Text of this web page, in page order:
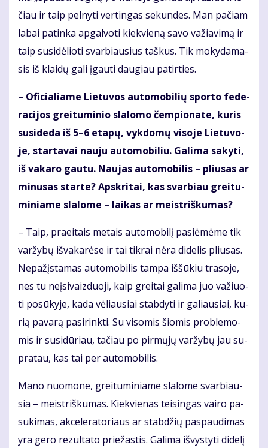
čiau ir taip pel­ny­ti ver­tin­gas se­kun­des. Man pa­čiam
la­bai pa­tin­ka ap­gal­vo­ti kiek­vie­ną sa­vo va­žia­vi­mą ir
taip su­si­dė­lio­ti svar­biau­sius taš­kus. Tik mo­ky­da­ma­
sis iš klai­dų ga­li įgau­ti dau­giau pa­tir­ties.
– Ofi­cia­lia­me Lie­tu­vos au­to­mo­bi­lių spor­to fe­de­
ra­ci­jos grei­tu­mi­nio sla­lo­mo čem­pio­na­te, ku­ris
su­si­de­da iš 5–6 eta­pų, vyk­do­mų vi­so­je Lie­tu­vo­
je, star­ta­vai nau­ju au­to­mo­bi­liu. Ga­li­ma sa­ky­ti,
iš va­ka­ro gau­tu. Nau­jas au­to­mo­bi­lis – pliu­sas ar
mi­nu­sas star­te? Ap­skri­tai, kas svar­biau grei­tu­
mi­nia­me sla­lo­me – lai­kas ar meist­riš­ku­mas?
– Taip, pra­ei­tais me­tais au­to­mo­bi­lį pa­si­ė­mė­me tik
var­žy­bų iš­va­ka­rė­se ir tai tik­rai nė­ra di­de­lis pliu­sas.
Ne­pa­žįs­ta­mas au­to­mo­bi­lis tam­pa iš­šū­kiu tra­so­je,
nes tu ne­įsi­vaiz­duo­ji, kaip grei­tai ga­li­ma juo va­žiuo­
ti po­sū­ky­je, ka­da vė­liau­siai stab­dy­ti ir ga­liau­siai, ku­
rią pa­va­rą pa­si­rink­ti. Su vi­so­mis šio­mis pro­ble­mo­
mis ir su­si­dū­riau, ta­čiau po pir­mų­jų var­žy­bų jau su­
pra­tau, kas tai per au­to­mo­bi­lis.
Ma­no nuo­mo­ne, grei­tu­mi­nia­me sla­lo­me svar­biau­
sia – meist­riš­ku­mas. Kiek­vie­nas tei­sin­gas vai­ro pa­
su­ki­mas, ak­ce­le­ra­to­riaus ar stab­džių pa­spau­di­mas
yra ge­ro re­zul­ta­to prie­žas­tis. Ga­li­ma iš­vys­ty­ti di­de­lį